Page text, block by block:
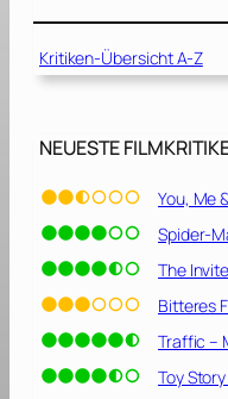
0
2
]
Kritiken-Übersicht A-Z
NEUESTE
You, Me
Spider-
The
Bitteres
Traffic –
Toy